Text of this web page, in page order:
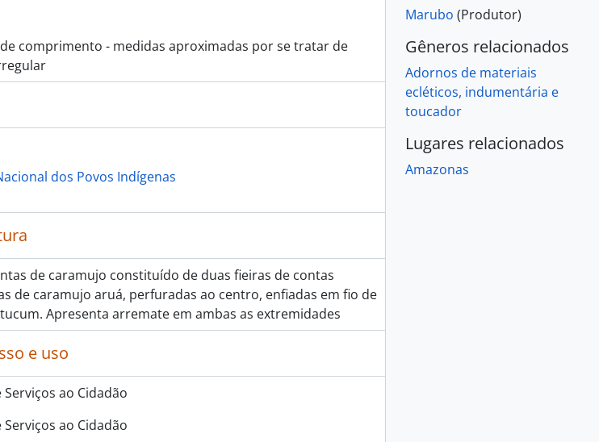
comprimento - medidas aproximadas por se tratar de
dos Povos Indígenas
de caramujo constituído de duas fieiras de contas
de caramujo aruá, perfuradas ao centro, enfiadas em fio de
Apresenta arremate em ambas as extremidades
e uso
Serviços ao Cidadão
Serviços ao Cidadão
Marubo (Produtor)
Gêneros relacionados
Adornos de materiais
ecléticos, indumentária e
toucador
Lugares relacionados
Amazonas